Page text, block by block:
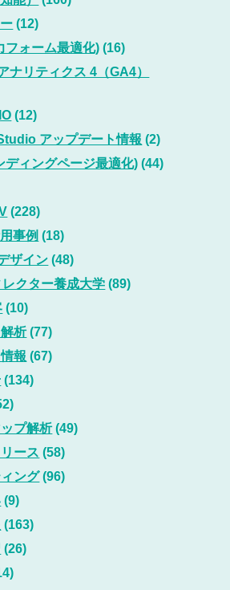
(12)
フォーム最適化) (16)
ナリティクス 4（GA4）
(12)
アップデート情報 (2)
ディングページ最適化) (44)
(228)
事例 (18)
ザイン (48)
クター養成大学 (89)
(10)
析(77)
報 (67)
(134)
プ解析(49)
ース (58)
ング(96)
(9)
(163)
(26)